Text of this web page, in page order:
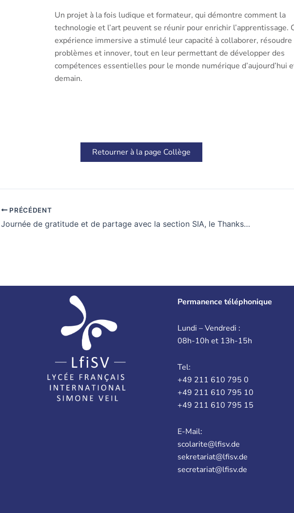
Un projet à la fois ludique et formateur, qui démontre comment la
technologie et l’art peuvent se réunir pour enrichir l’apprentissage.
expérience immersive a stimulé leur capacité à collaborer, résoudre
problèmes et innover, tout en leur permettant de développer des
compétences essentielles pour le monde numérique d’aujourd’hui
demain.
Retourner à la page Collège
PRÉCÉDENT
Journée de gratitude et de partage avec la section SIA, le Thanksgiving Day
Permanence téléphonique
Lundi – Vendredi :
08h-10h et 13h-15h
Tel:
+49 211 610 795 0
+49 211 610 795 10
+49 211 610 795 15
E-Mail:
scolarite@lfisv.de
sekretariat@lfisv.de
secretariat@lfisv.de